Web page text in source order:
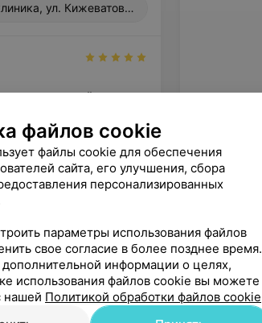
ул. Кижеватова, 5
внимательный.
13-я городская детская клиническая поликлиника, ул. Кижеватова, 5
файлов cookie
файлы cookie для обеспечения
сайта, его улучшения, сбора
персонализированных
параметры использования файлов
свое согласие в более позднее время.
информации о целях,
использования файлов cookie вы можете
нашей Политикой обработки файлов cookie